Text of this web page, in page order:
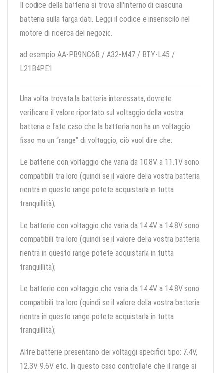
Il codice della batteria si trova all'interno di ciascuna
batteria sulla targa dati. Leggi il codice e inseriscilo nel
motore di ricerca del negozio.
ad esempio AA-PB9NC6B / A32-M47 / BTY-L45 /
L21B4PE1
Una volta trovata la batteria interessata, dovrete
verificare il valore riportato sul voltaggio della vostra
batteria e fate caso che la batteria non ha un voltaggio
fisso ma un “range” di voltaggio, ciò vuol dire che:
Le batterie con voltaggio che varia da 10.8V a 11.1V sono
compatibili tra loro (quindi se il valore della vostra batteria
rientra in questo range potete acquistarla in tutta
tranquillità);
Le batterie con voltaggio che varia da 14.4V a 14.8V sono
compatibili tra loro (quindi se il valore della vostra batteria
rientra in questo range potete acquistarla in tutta
tranquillità);
Le batterie con voltaggio che varia da 14.4V a 14.8V sono
compatibili tra loro (quindi se il valore della vostra batteria
rientra in questo range potete acquistarla in tutta
tranquillità);
Altre batterie presentano dei voltaggi specifici tipo: 7.4V,
12.3V, 9.6V etc. In questo caso controllate che il range si